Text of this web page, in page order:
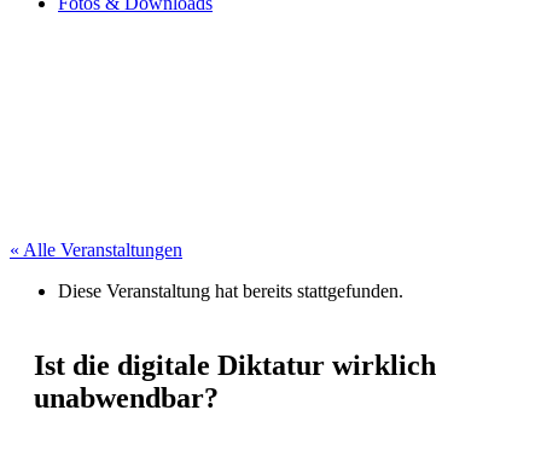
« Alle Veranstaltungen
Diese Veranstaltung hat bereits stattgefunden.
Ist die digitale Diktatur wirklich
unabwendbar?